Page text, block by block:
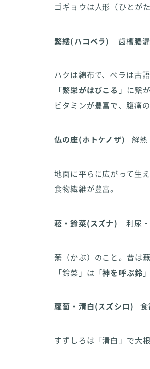
ゴギョウは人形（ひとが
繁縷(ハコベラ) 歯槽膿
ハクは綿布で、ベラは古
「繁栄がはびこる 」に繋
ビタミンが豊富で、腹痛の
仏の座(ホトケノザ) 解熱
地面に平らに広がって生
食物繊維が豊富。
菘・鈴菜(スズナ) 利尿
蕪（かぶ）のこと。昔は
「鈴菜」は「神を呼ぶ鈴
蘿蔔・清白(スズシロ) 食
すずしろは「清白」で大